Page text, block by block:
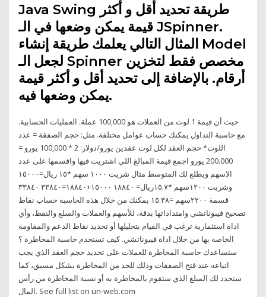
Java Swing طريقة تحديد أقل و أكثر
قيمة يمكن وضعها في الـ JSpinner.
المثال التالي يعلمك طريقة إنشاء Model
لجعل الـ Spinner مخصص فقط لتخزين
أرقام. بالإضافة إلى تحديد أقل و أكثر قيمة
يمكن وضعها فيه.
حيث أن قيمة 1 لوت من العملات هو 100,000 عملة. العمليات الحسابية.
مع حاسبة التداول يمكنك حساب عوامل مختلفة. مثل: حجم الصفقة = عدد
اللوت* حجم العقد لكل لوت عقدين يورو/دولار: 2 * 100,000 يورو =
200.000 يورو اجمع قيمة المبالغ اللي اشتريت فيها واقسمها على عدد
الاسهم ويطلع لك المتوسط مثال شريت ١٠٠٠ سهم *١٥ ريال=١٥٠٠٠
وشريت ١٢٠٠سهم *١٥.٧ريال= ١٨٨٤٠ ١٥٠٠٠+١٨٨٤٠=٣٣٨٤٠ ٣٣٨٤٠
قسمة ٢٢٠٠سهم =١٥.٣٨ يمكنك من خلال هذه الحاسبة حساب نقاط
تصحيح فيبوناتشي وامتداداتها بدقة، للأسهم والعملات والسلع والنفط، وأي
اداة استثمارية ترغب في القيام بتحليلها أو تحديد نقاط الدعم والمقاومة
الخاصة بها من خلال اداة فيبوناتشي. كيف تستخدم حاسبة المخاطرة ؟
ستساعدك حاسبة المخاطرة للعملات على تحديد حجم العقد الذي يجب
اتباعه عند فتح الصفقات وذلك للحد من المخاطرة بشكل مسبق، كما
ستحدد لك المبلغ الذي ستقوم بالمخاطرة به أو نسبة المخاطرة من رأس
المال. See full list on un-web.com